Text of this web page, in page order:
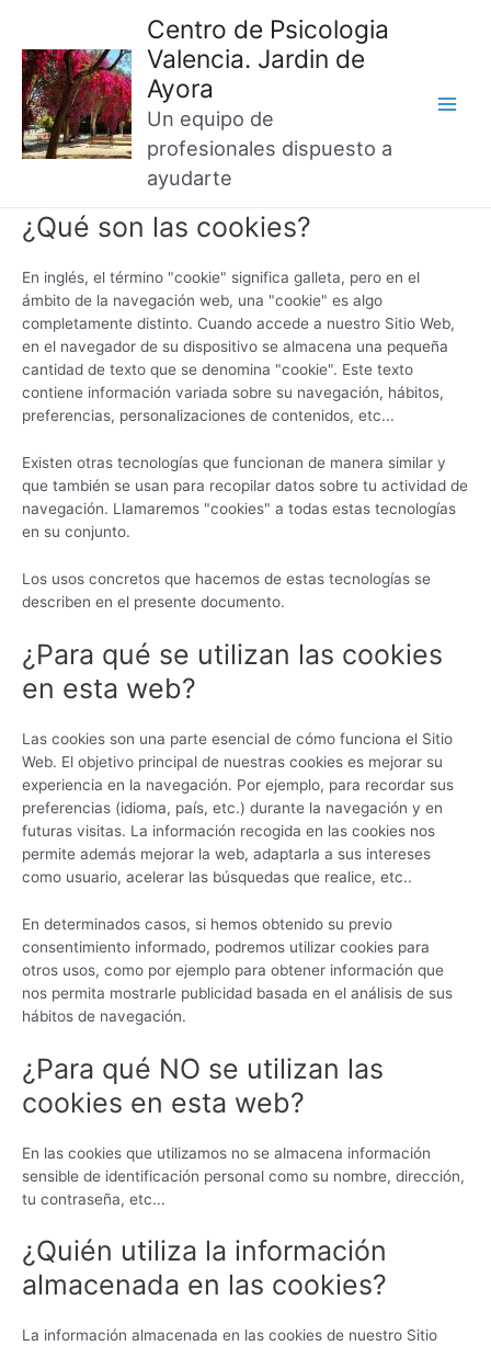
Centro de Psicologia
Valencia. Jardin de
Ayora
Un equipo de
profesionales dispuesto a
ayudarte
Política de Cookies
¿Qué son las cookies?
En inglés, el término "cookie" significa galleta, pero en el
ámbito de la navegación web, una "cookie" es algo
completamente distinto. Cuando accede a nuestro Sitio Web,
en el navegador de su dispositivo se almacena una pequeña
cantidad de texto que se denomina "cookie". Este texto
contiene información variada sobre su navegación, hábitos,
preferencias, personalizaciones de contenidos, etc...
Existen otras tecnologías que funcionan de manera similar y
que también se usan para recopilar datos sobre tu actividad de
navegación. Llamaremos "cookies" a todas estas tecnologías
en su conjunto.
Los usos concretos que hacemos de estas tecnologías se
describen en el presente documento.
¿Para qué se utilizan las cookies
en esta web?
Las cookies son una parte esencial de cómo funciona el Sitio
Web. El objetivo principal de nuestras cookies es mejorar su
experiencia en la navegación. Por ejemplo, para recordar sus
preferencias (idioma, país, etc.) durante la navegación y en
futuras visitas. La información recogida en las cookies nos
permite además mejorar la web, adaptarla a sus intereses
como usuario, acelerar las búsquedas que realice, etc..
En determinados casos, si hemos obtenido su previo
consentimiento informado, podremos utilizar cookies para
otros usos, como por ejemplo para obtener información que
nos permita mostrarle publicidad basada en el análisis de sus
hábitos de navegación.
¿Para qué NO se utilizan las
cookies en esta web?
En las cookies que utilizamos no se almacena información
sensible de identificación personal como su nombre, dirección,
tu contraseña, etc...
¿Quién utiliza la información
almacenada en las cookies?
La información almacenada en las cookies de nuestro Sitio